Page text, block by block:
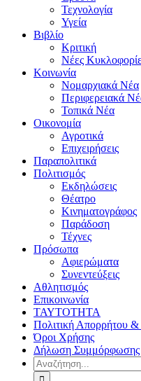
Τεχνολογία
Υγεία
Βιβλίο
Κριτική
Νέες
Κοινωνία
Νομαρχιακά Νέα
Περιφερειακά
Τοπικά Νέα
Οικονομία
Αγροτικά
Επιχειρήσεις
Παραπολιτικά
Πολιτισμός
Εκδηλώσεις
Θέατρο
Κινηματογράφος
Παράδοση
Τέχνες
Πρόσωπα
Αφιερώματα
Συνεντεύξεις
Αθλητισμός
Επικοινωνία
ΤΑΥΤΟΤΗΤΑ
Πολιτική Απορρήτου
Όροι Χρήσης
Δήλωση Συμμόρφωσης
Αναζήτηση
για: